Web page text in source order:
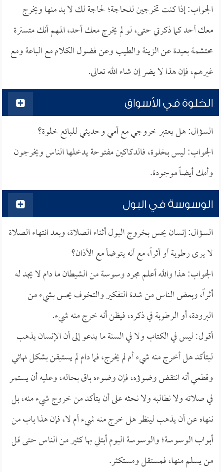
الجواب: إذا كنت تخرجين للحاجة؛ لحاجة لك لا بد منها ويخرج
معك أحد كما ذكرتي حتى، لو لم يخرج معك أحد، المهم أنك متسترة
محتشمة بعيدة عن الزينة والطيب وعن فضول الكلام مع الباعة ومع
غيرهم، فإن هذا لا يضر إن شاء الله تعالى.
الخلوة في الأسواق
السؤال: هل يعتبر خروجي مع أمي وحديثي للبائع خلوة؟
الجواب: ليس بخلوة، فالدكاكين مفتوحة يدخلها الناس ويخرجون
وأمك أيضاً موجودة.
الوسوسة في البول
السؤال: إنسان يحس بخروج البول أثناء الصلاة، وبعد انتهاء الصلاة
لا يرى رطوبة أو أثراً، مع أنه يتوضأ مع الأذان؟
الجواب: هذا والله أعلم مجرد وسوسة من الشيطان ما دام لا يجد له
أثراً، وبعض الناس من شدة التفكير والتخوف يحس بشيء من
البرودة، أو الرطوبة في ذكره، فيظن أنه خرج منه شيء.
أقول: ليس في الكتاب ولا في السنة ما يدعو إلى أن الإنسان يذهب
ليتأكد هل أخرج منه شيء أم لم يخرج، فما دام لم يستيقن بشكل نهائي
وقطعي أنه انتقض وضوؤه، فإن وضوءه باق بحاله، وعليه أن يستمر
في صلاته ولا نطالبه ولا نحثه على أن يتأكد من خروج شيء منه، بل
ننهاه عن أن يذهب لينظر هل خرج منه شيء أم لا، فإن هذا باب من
أبواب الوسوسة؛ والوسوسة اليوم أبتلي بها كثير من الناس حتى قل
من يسلم منها، فمستقل ومستكثر.